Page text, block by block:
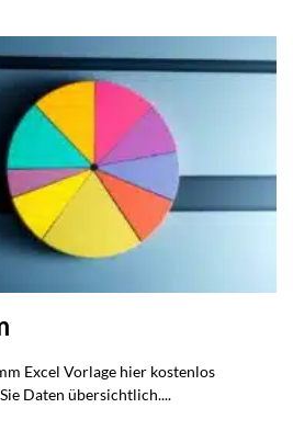
Excel Vorlage hier kostenlos
Daten übersichtlich....